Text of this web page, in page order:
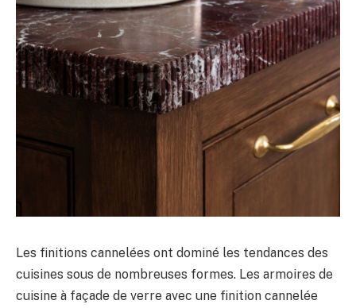
Les finitions cannelées ont dominé les tendances des
cuisines sous de nombreuses formes. Les armoires de
cuisine à façade de verre avec une finition cannelée